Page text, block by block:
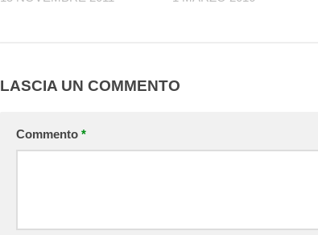
LASCIA UN COMMENTO
Commento *